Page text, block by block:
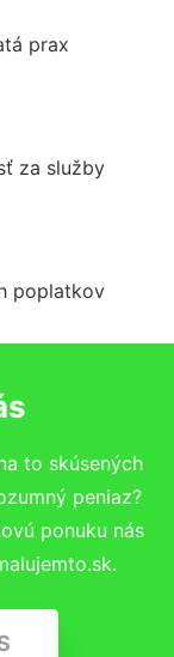
prax
za služby
poplatkov
to skúsených
peniaz?
ponuku nás